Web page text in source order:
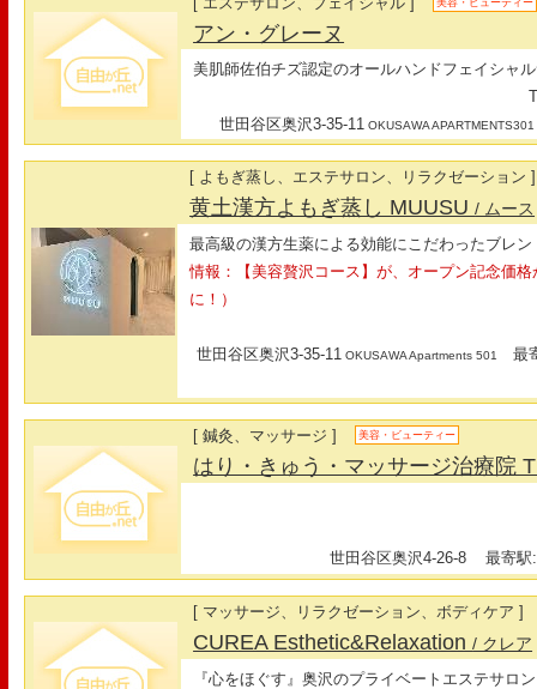
美容・ビューティー
アン・グレーヌ
美肌師佐伯チズ認定のオールハンドフェイシャ
世田谷区奥沢3-35-11 OKUSAWA APARTMENTS301
[ よもぎ蒸し、エステサロン、リラクゼーション ]
黄土漢方よもぎ蒸し MUUSU/ ムース
最高級の漢方生薬による効能にこだわったブレ
情報：【美容贅沢コース】が、オープン記念価
に！）
世田谷区奥沢3-35-11 OKUSAWA Apartments 501 最
[ 鍼灸、マッサージ ] 美容・ビューティー
はり・きゅう・マッサージ治療院
世田谷区奥沢4-26-8 最寄駅:
[ マッサージ、リラクゼーション、ボディケア ]
CUREA Esthetic&Relaxation/ クレア
『心をほぐす』奥沢のプライベートエステサロン